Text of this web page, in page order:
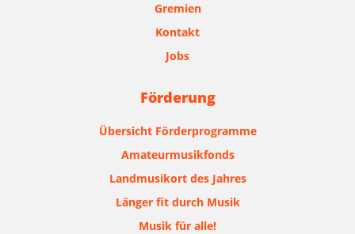
Gremien
Kontakt
Jobs
Förderung
Übersicht Förderprogramme
Amateurmusikfonds
Landmusikort des Jahres
Länger fit durch Musik
Musik für alle!